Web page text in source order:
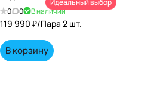
непревзойд
0 0 В наличии
Идеальный выбор
119 990 ₽/Пара 2 шт.
В корзину